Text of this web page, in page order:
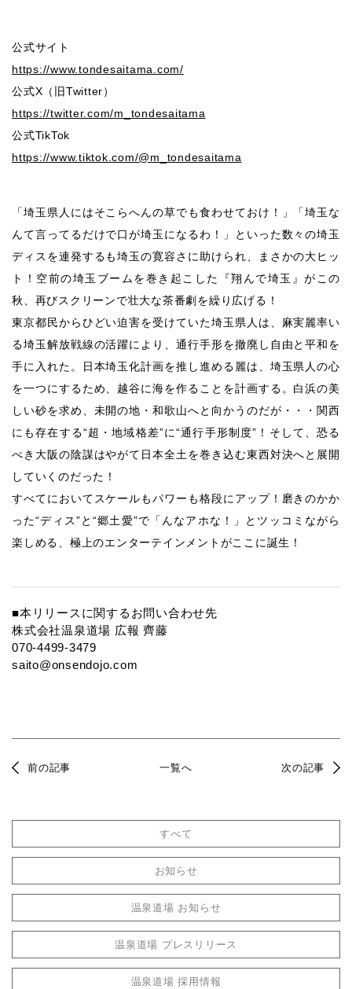
公式サイト
https://www.tondesaitama.com/
公式X（旧Twitter）
https://twitter.com/m_tondesaitama
公式TikTok
https://www.tiktok.com/@m_tondesaitama
「埼玉県人にはそこらへんの草でも食わせておけ！」「埼玉な
んて言ってるだけで口が埼玉になるわ！」といった数々の埼玉
ディスを連発するも埼玉の寛容さに助けられ、まさかの大ヒッ
ト！空前の埼玉ブームを巻き起こした『翔んで埼玉』がこの
秋、再びスクリーンで壮大な茶番劇を繰り広げる！
東京都民からひどい迫害を受けていた埼玉県人は、麻実麗率い
る埼玉解放戦線の活躍により、通行手形を撤廃し自由と平和を
手に入れた。日本埼玉化計画を推し進める麗は、埼玉県人の心
を一つにするため、越谷に海を作ることを計画する。白浜の美
しい砂を求め、未開の地・和歌山へと向かうのだが・・・関西
にも存在する“超・地域格差”に“通行手形制度”！そして、恐る
べき大阪の陰謀はやがて日本全土を巻き込む東西対決へと展開
していくのだった！
すべてにおいてスケールもパワーも格段にアップ！磨きのかか
った“ディス”と“郷土愛”で「んなアホな！」とツッコミながら
楽しめる、極上のエンターテインメントがここに誕生！
■本リリースに関するお問い合わせ先
株式会社温泉道場 広報 齊藤
070-4499-3479
saito@onsendojo.com
前の記事 一覧へ 次の記事
すべて
お知らせ
温泉道場 お知らせ
温泉道場 プレスリリース
温泉道場 採用情報